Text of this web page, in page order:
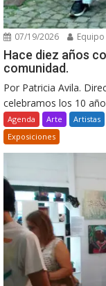
07/19/2026
Hace diez años
comunidad.
Por Patricia Avila.
celebramos los 10
Agenda Arte Artistas
Exposiciones